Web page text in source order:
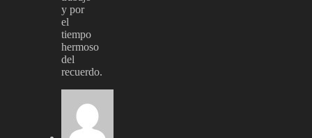
y por
el
tiempo
hermoso
del
recuerdo.